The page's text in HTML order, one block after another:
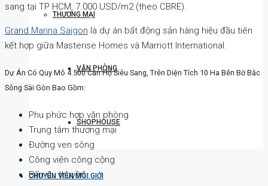
THƯƠNG MẠI
VĂN PHÒNG
SHOPHOUSE
CHUYÊN VIÊN MÔI GIỚI
sang tại TP HCM, 7.000 USD/m2 (theo CBRE).
Grand Marina Saigon là dự án bất động sản hàng hiệu đầu tiên
kết hợp giữa Masterise Homes và Marriott International.
Dự Án Có Quy Mô 4.500 Căn Hộ Siêu Sang, Trên Diện Tích 10 Ha Bên Bờ Bắc
Sông Sài Gòn Bao Gồm:
Phu phức hợp văn phòng
Trung tâm thương mại
Đường ven sông
Công viên công cộng
Bến du thuyền…